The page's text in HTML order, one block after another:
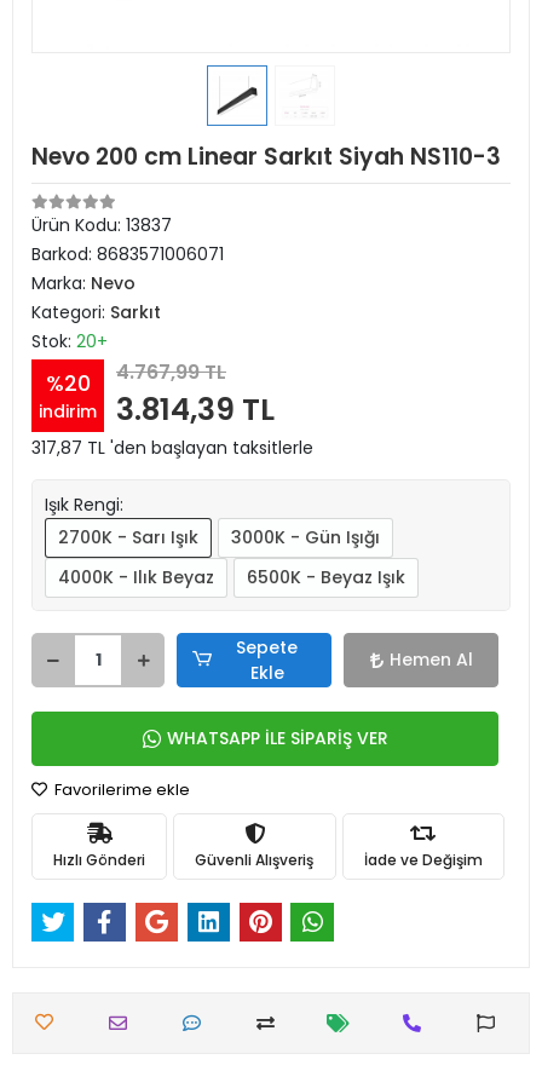
Nevo 200 cm Linear Sarkıt Siyah NS110-3
Ürün Kodu: 13837
Barkod: 8683571006071
Marka: Nevo
Kategori: Sarkıt
Stok: 20+
%20
indirim
4.767,99 TL
3.814,39 TL
317,87 TL 'den başlayan taksitlerle
Işık Rengi:
2700K - Sarı Işık
3000K - Gün Işığı
4000K - Ilık Beyaz
6500K - Beyaz Işık
Sepete
Ekle
Hemen Al
WHATSAPP İLE SİPARİŞ VER
Favorilerime ekle
Hızlı Gönderi Güvenli Alışveriş İade ve Değişim